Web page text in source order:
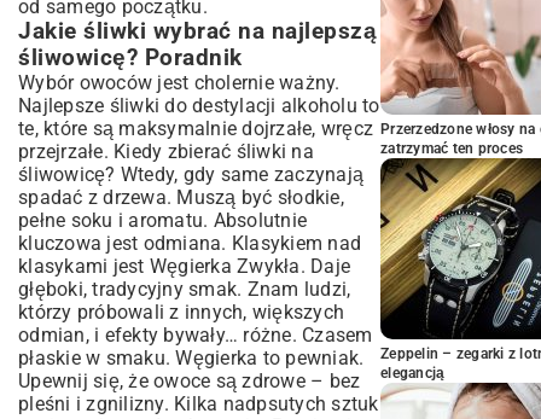
Dojrzewanie i przechowywanie
śliwowicy: Sekret głębi smaku i aromatu
W czym leżakować śliwowicę? Dąb, szkło
czy ceramika?
Optymalny czas dojrzewania dla idealnego
bukietu
Jak długo przechowywać domową
śliwowicę?
Rozwiązywanie problemów i często
zadawane pytania: Profesjonalne
wskazówki
Najczęstsze błędy w produkcji śliwowicy i
jak ich unikać
Poprawa smaku i aromatu: Naturalne
sposoby
Aspekty prawne domowej destylacji w
Polsce
od samego początku.
Jakie śliwki wybrać na najlepszą
śliwowicę? Poradnik
Wybór owoców jest cholernie ważny.
Najlepsze śliwki do destylacji alkoholu to
te, które są maksymalnie dojrzałe, wręcz
przejrzałe. Kiedy zbierać śliwki na
śliwowicę? Wtedy, gdy same zaczynają
spadać z drzewa. Muszą być słodkie,
pełne soku i aromatu. Absolutnie
kluczowa jest odmiana. Klasykiem nad
klasykami jest Węgierka Zwykła. Daje
głęboki, tradycyjny smak. Znam ludzi,
którzy próbowali z innych, większych
odmian, i efekty bywały… różne. Czasem
płaskie w smaku. Węgierka to pewniak.
Upewnij się, że owoce są zdrowe – bez
pleśni i zgnilizny. Kilka nadpsutych sztuk
Przerzedzone włosy
zatrzymać ten proces
Zeppelin – zegarki z
elegancją